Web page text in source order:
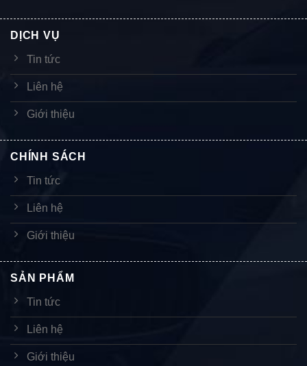
DỊCH VỤ
Tin tức
Liên hệ
Giới thiệu
CHÍNH SÁCH
Tin tức
Liên hệ
Giới thiệu
SẢN PHẨM
Tin tức
Liên hệ
Giới thiệu